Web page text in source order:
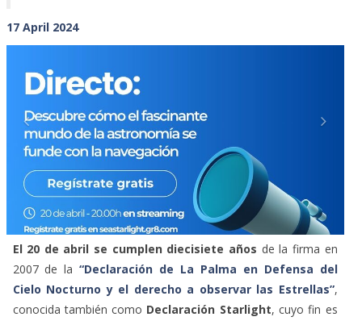
17 April 2024
El 20 de abril se cumplen diecisiete años de la firma en
2007 de la“Declaración de La Palma en Defensa del
Cielo Nocturno y el derecho a observar las Estrellas”,
conocida también como Declaración Starlight, cuyo fin es